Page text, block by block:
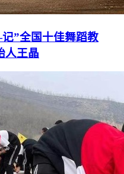
”全国十佳舞蹈教
人王晶